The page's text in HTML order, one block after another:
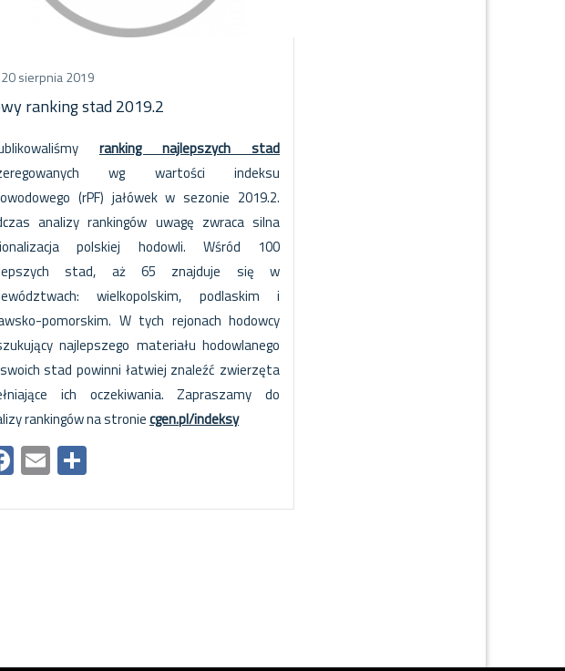
20 sierpnia 2019
ranking stad 2019.2
ranking najlepszych stad
wg wartości indeksu
(rPF) jałówek w sezonie 2019.2.
analizy rankingów uwagę zwraca silna
polskiej hodowli. Wśród 100
stad, aż 65 znajduje się w
wielkopolskim, podlaskim i
pomorskim. W tych rejonach hodowcy
najlepszego materiału hodowlanego
stad powinni łatwiej znaleźć zwierzęta
ich oczekiwania. Zapraszamy do
rankingów na stroniecgen.pl/indeksy
Facebook
Email